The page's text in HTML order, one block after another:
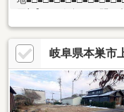
舗・黄色い看板・黄色い
が美濃善不動産です！岐
ト！土地探しも住まい探
い。■売買保有物件1000
岐阜県本巣市